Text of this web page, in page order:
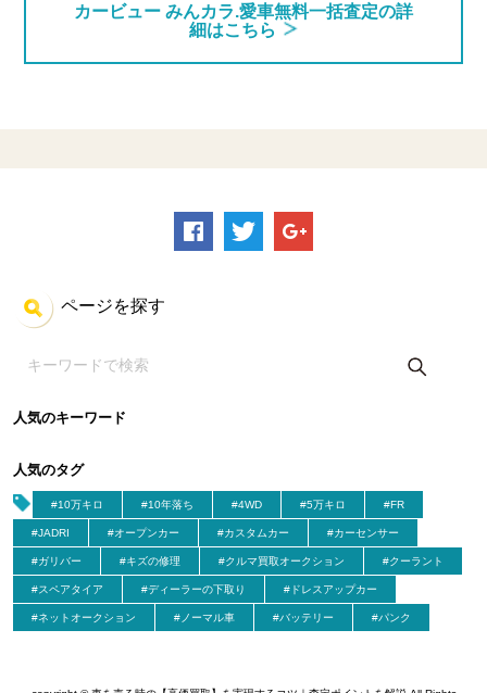
カービュー みんカラ.愛車無料一括査定の詳
細はこちら
ページを探す
人気のキーワード
人気のタグ
#10万キロ #10年落ち #4WD #5万キロ #FR
#JADRI #オープンカー #カスタムカー #カーセンサー
#ガリバー #キズの修理 #クルマ買取オークション #クーラント
#スペアタイア #ディーラーの下取り #ドレスアップカー
#ネットオークション #ノーマル車 #バッテリー #パンク